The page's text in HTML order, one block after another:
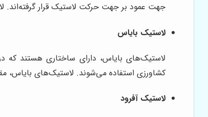
جهت عمود بر جهت حرکت لاستیک قرار گرفته‌اند.
لاستیک بایاس
لاستیک‌های بایاس، دارای ساختاری هستند که
کشاورزی استفاده می‌شوند. لاستیک‌های بایاس،
لاستیک آفرود